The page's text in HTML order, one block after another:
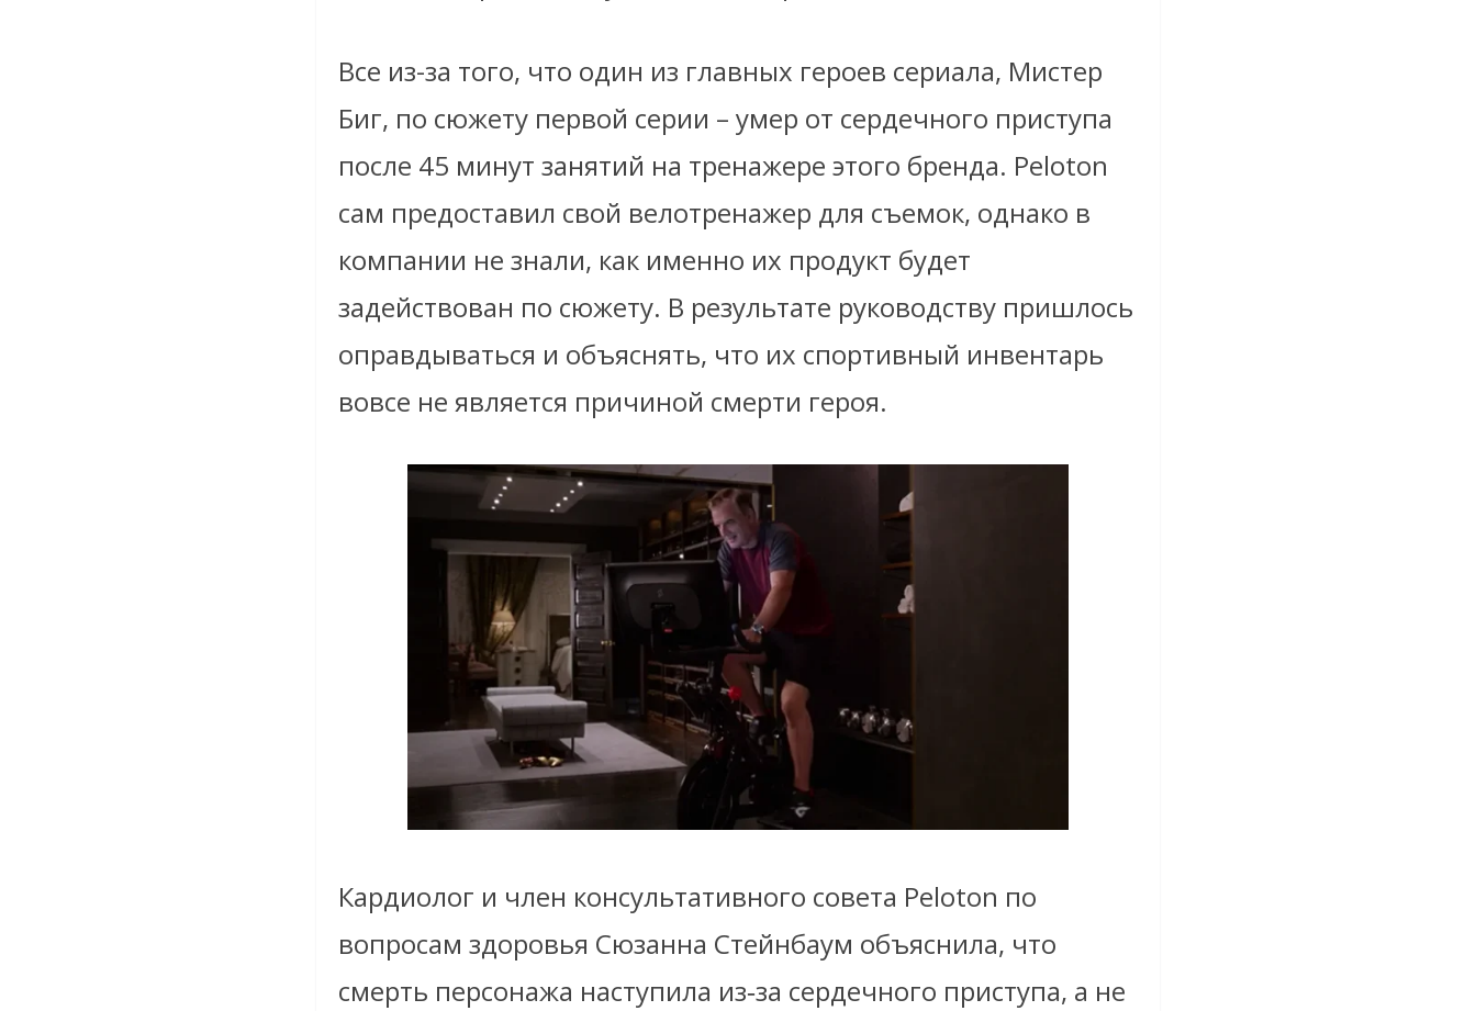
Все из-за того, что один из главных героев сериала, Мистер
Биг, по сюжету первой серии – умер от сердечного приступа
после 45 минут занятий на тренажере этого бренда. Peloton
сам предоставил свой велотренажер для съемок, однако в
компании не знали, как именно их продукт будет
задействован по сюжету. В результате руководству пришлось
оправдываться и объяснять, что их спортивный инвентарь
вовсе не является причиной смерти героя.
Кардиолог и член консультативного совета Peloton по
вопросам здоровья Сюзанна Стейнбаум объяснила, что
смерть персонажа наступила из‑за сердечного приступа, а не